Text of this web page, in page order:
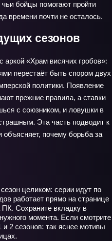
бойцы помогают пройти
времени почти не осталось.
сезонов
аркой «Храм висячих гробов»:
перестаёт быть спором двух
политики. Появление
прежние правила, а ставки
с союзником, и ловушки в
Эта часть подводит к
почему борьба за
целиком: серии идут по
работает прямо на странице
Сохраните вкладку в
момента. Если смотрите
2 сезонов: так яснее мотивы